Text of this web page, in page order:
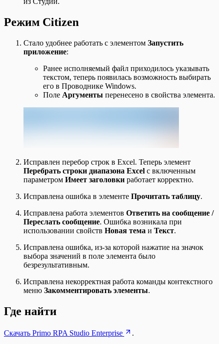
Режим Citizen
Стало удобнее работать с элементом Запустить
приложение:
Ранее исполняемый файл приходилось указывать
текстом, теперь появилась возможность выбирать
его в Проводнике Windows.
Поле Аргументы перенесено в свойства элемента.
Исправлен перебор строк в Excel. Теперь элемент
Перебрать строки диапазона Excel с включенным
параметром Имеет заголовки работает корректно.
Исправлена ошибка в элементе Прочитать таблицу.
Исправлена работа элементов Ответить на сообщение /
Переслать сообщение. Ошибка возникала при
использовании свойств Новая тема и Текст.
Исправлена ошибка, из-за которой нажатие на значок
выбора значений в поле элемента было
безрезультативным.
Исправлена некорректная работа команды контекстного
меню Закомментировать элементы.
Где найти
Скачать Primo RPA Studio Enterprise .